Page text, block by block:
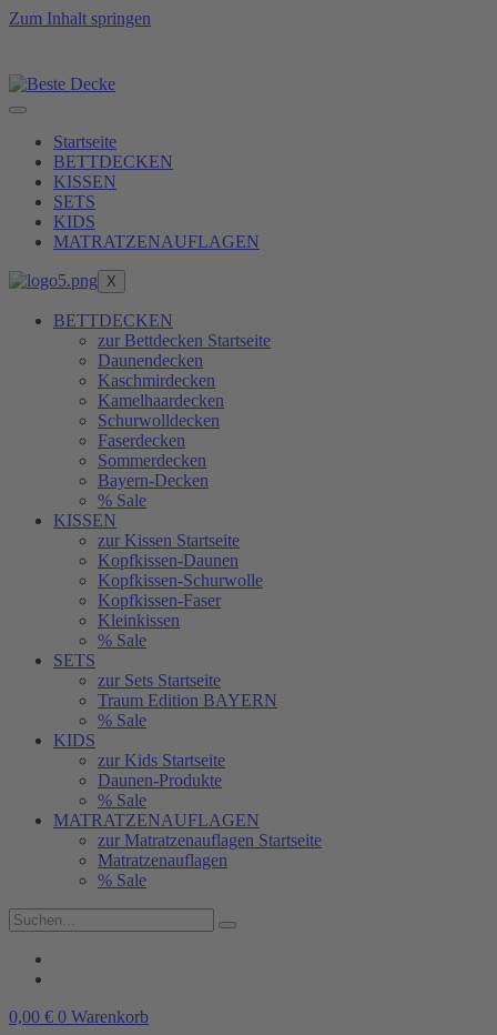
Zum Inhalt springen
Startseite
BETTDECKEN
KISSEN
SETS
KIDS
MATRATZENAUFLAGEN
X
BETTDECKEN
zur Bettdecken Startseite
Daunendecken
Kaschmirdecken
Kamelhaardecken
Schurwolldecken
Faserdecken
Sommerdecken
Bayern-Decken
% Sale
KISSEN
zur Kissen Startseite
Kopfkissen-Daunen
Kopfkissen-Schurwolle
Kopfkissen-Faser
Kleinkissen
% Sale
SETS
zur Sets Startseite
Traum Edition BAYERN
% Sale
KIDS
zur Kids Startseite
Daunen-Produkte
% Sale
MATRATZENAUFLAGEN
zur Matratzenauflagen Startseite
Matratzenauflagen
% Sale
0,00 € 0 Warenkorb